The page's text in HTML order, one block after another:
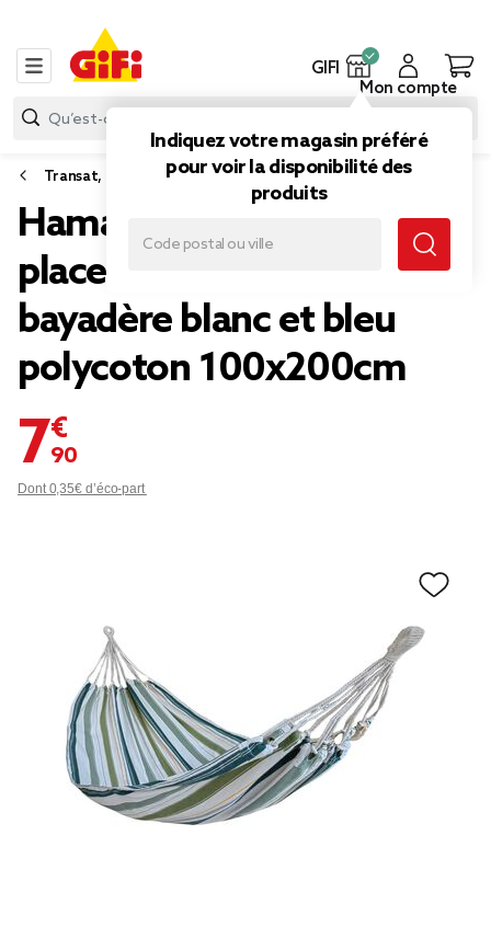
GIFI
Indiquez votre magasin préféré
pour voir la disponibilité des
produits
Mon compte
Transat, hamac, fauteuil de jardin
Hamac à suspendre 1
place Madere motif
bayadère blanc et bleu
polycoton 100x200cm
7,90 €
Dont 0,35€ d’éco-part